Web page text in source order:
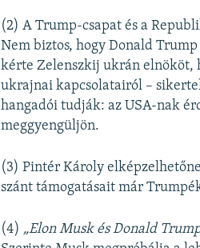
(2) A Trump-csapat és a
Nem biztos, hogy Donald
kérte Zelenszkij ukrán elnököt,
ukrajnai kapcsolatairól –
hangadói tudják: az USA-nak
meggyengüljön.
(3) Pintér Károly
szánt támogatásait már
(4) „Elon Musk és Donald